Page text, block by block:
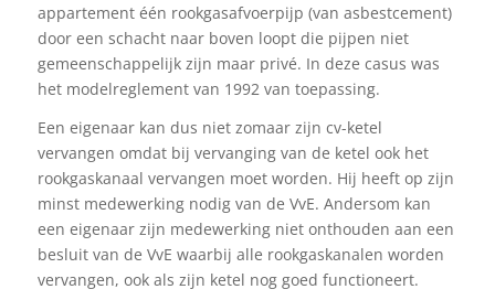
appartement één rookgasafvoerpijp (van asbestcement)
door een schacht naar boven loopt die pijpen niet
gemeenschappelijk zijn maar privé. In deze casus was
het modelreglement van 1992 van toepassing.
Een eigenaar kan dus niet zomaar zijn cv-ketel
vervangen omdat bij vervanging van de ketel ook het
rookgaskanaal vervangen moet worden. Hij heeft op zijn
minst medewerking nodig van de VvE. Andersom kan
een eigenaar zijn medewerking niet onthouden aan een
besluit van de VvE waarbij alle rookgaskanalen worden
vervangen, ook als zijn ketel nog goed functioneert.